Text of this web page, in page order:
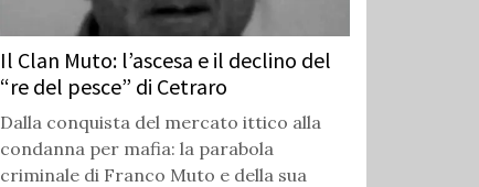
Il Clan Muto: l’ascesa e il declino del
“re del pesce” di Cetraro
Dalla conquista del mercato ittico alla
condanna per mafia: la parabola
criminale di Franco Muto e della sua